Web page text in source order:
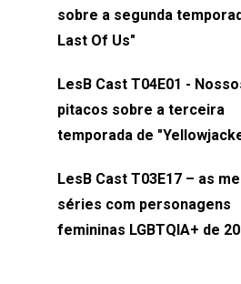
sociais:Twitter: ⁠⁠⁠⁠@lesbout_br⁠⁠⁠⁠
(⁠⁠⁠⁠@brunarfentanes⁠⁠⁠⁠) e Pollyelly
Naiady Machado
sobre a segunda
Last Of Us"
LesB Cast T04E01 -
pitacos sobre a terceira
temporada de
LesB Cast T03E17 – as
séries com personagens
femininas LGBTQIA+ de